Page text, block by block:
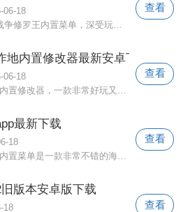
06-18
查看
地内置修改器最新安卓下载
06-18
查看
最新下载
18
查看
版本安卓版下载
18
查看